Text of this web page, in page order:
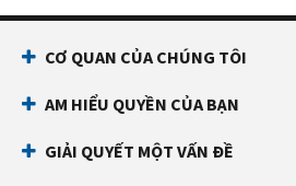
Footer Navigation
CƠ QUAN CỦA CHÚNG TÔI
AM HIỂU QUYỀN CỦA BẠN
GIẢI QUYẾT MỘT VẤN ĐỀ